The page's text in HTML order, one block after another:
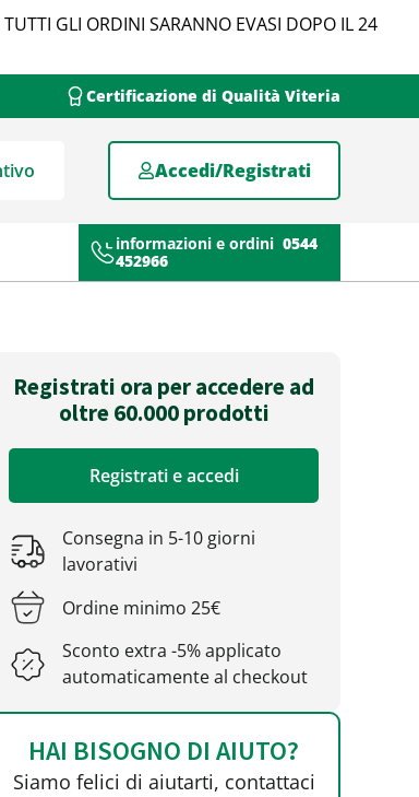
GLI ORDINI SARANNO EVASI DOPO IL 24
Certificazione di Qualità Viteria
Accedi/Registrati
informazioni e ordini 0544
452966
Registrati ora per accedere ad
oltre 60.000 prodotti
Registrati e accedi
Consegna in 5-10 giorni
lavorativi
Ordine minimo 25€
Sconto extra -5% applicato
automaticamente al checkout
HAI BISOGNO DI AIUTO?
Siamo felici di aiutarti, contattaci